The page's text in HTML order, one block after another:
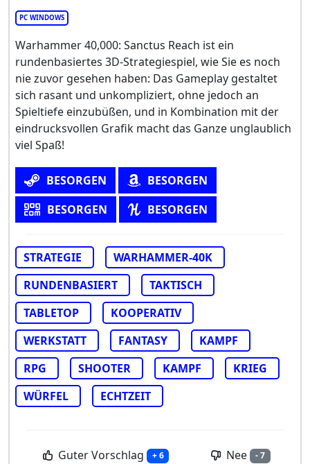
PC WINDOWS
Warhammer 40,000: Sanctus Reach ist ein
rundenbasiertes 3D-Strategiespiel, wie Sie es noch
nie zuvor gesehen haben: Das Gameplay gestaltet
sich rasant und unkompliziert, ohne jedoch an
Spieltiefe einzubüßen, und in Kombination mit der
eindrucksvollen Grafik macht das Ganze unglaublich
viel Spaß!
BESORGEN
BESORGEN
BESORGEN
BESORGEN
STRATEGIE
WARHAMMER-40K
RUNDENBASIERT
TAKTISCH
TABLETOP
KOOPERATIV
WERKSTATT
FANTASY
KAMPF
RPG
SHOOTER KAMPF
KRIEG
WÜRFEL
ECHTZEIT
Guter Vorschlag + 6 Nee - 7